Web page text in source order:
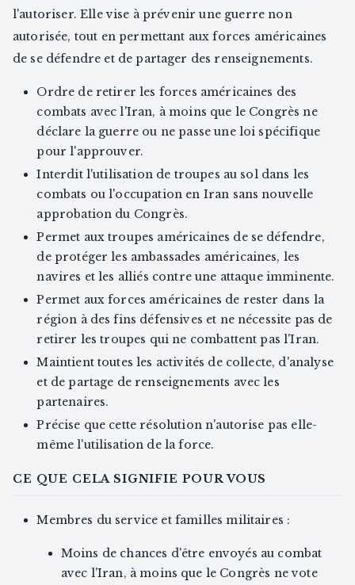
l'autoriser. Elle vise à prévenir une guerre non
autorisée, tout en permettant aux forces américaines
de se défendre et de partager des renseignements.
Ordre de retirer les forces américaines des
combats avec l'Iran, à moins que le Congrès ne
déclare la guerre ou ne passe une loi spécifique
pour l'approuver.
Interdit l'utilisation de troupes au sol dans les
combats ou l'occupation en Iran sans nouvelle
approbation du Congrès.
Permet aux troupes américaines de se défendre,
de protéger les ambassades américaines, les
navires et les alliés contre une attaque imminente.
Permet aux forces américaines de rester dans la
région à des fins défensives et ne nécessite pas de
retirer les troupes qui ne combattent pas l'Iran.
Maintient toutes les activités de collecte, d'analyse
et de partage de renseignements avec les
partenaires.
Précise que cette résolution n'autorise pas elle-
même l'utilisation de la force.
CE QUE CELA SIGNIFIE POUR VOUS
Membres du service et familles militaires :
Moins de chances d'être envoyés au combat
avec l'Iran, à moins que le Congrès ne vote